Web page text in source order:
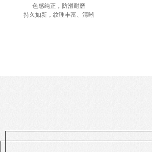
色感纯正，防滑耐磨
持久如新，纹理丰富、清晰